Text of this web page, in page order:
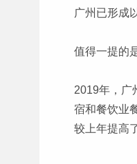
广州已形成
值得一提的
2019年，广
宿和餐饮业
较上年提高